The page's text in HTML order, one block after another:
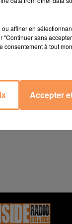
de 8h30 à
vendredin
Libre ce jeudi
affiner en
sans
à tout
Accepter